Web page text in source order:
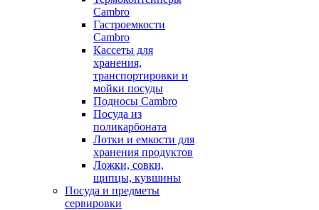
Cambro
Гастроемкости
Cambro
Кассеты для
хранения,
транспортировки и
мойки посуды
Подносы Cambro
Посуда из
поликарбоната
Лотки и емкости для
хранения продуктов
Ложки, совки,
щипцы, кувшины
Посуда и предметы
сервировки